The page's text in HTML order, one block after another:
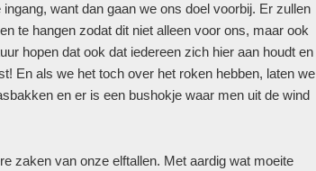
want dan gaan we ons doel voorbij. Er zullen
te hangen zodat dit niet alleen voor ons, maar ook
hopen dat ook dat iedereen zich hier aan houdt en
En als we het toch over het roken hebben, laten we
en er is een bushokje waar men uit de wind
zaken van onze elftallen. Met aardig wat moeite